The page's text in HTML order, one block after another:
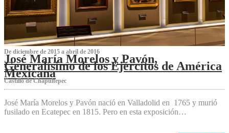
De diciembre de 2015 a abril de 2016
José María Morelos y Pavón,
Generalísimo de los Ejércitos de América
Mexicana
C‌astillo de Chapultepec
José María Morelos y Pavón nació en Valladolid en 1765 y murió
fusilado en Ecatepec en 1815. Pero en esta exposición…